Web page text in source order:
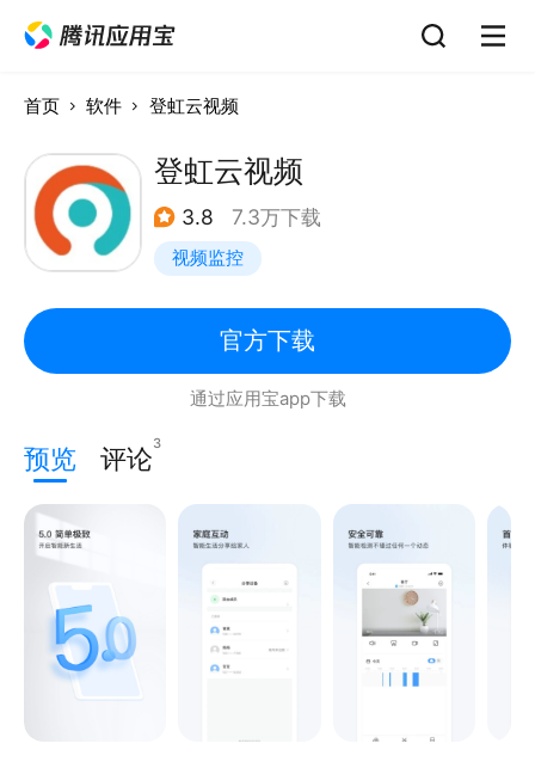
首页 软件 登虹云视频
登虹云视频
3.8 7.3万下载
视频监控
官方下载
通过应用宝app下载
预览 评论3